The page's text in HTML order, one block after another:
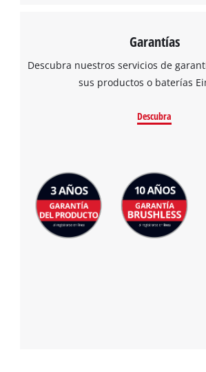
Garantías
Descubra nuestros servicios de
sus productos o baterías
Descubra